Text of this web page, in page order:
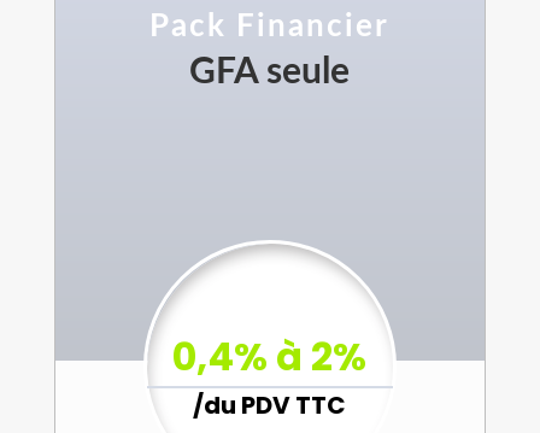
Pack Financier
GFA seule
0,4% à 2%
/du PDV TTC